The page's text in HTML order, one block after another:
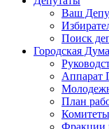
Ваш
Поиск
Городская Дума
Аппарат
План
Фракции